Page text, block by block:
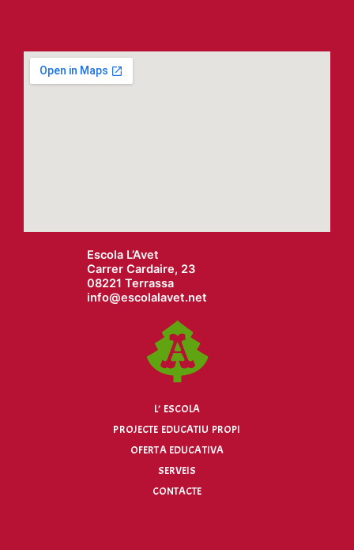
Escola L’Avet
Carrer Cardaire, 23
08221 Terrassa
info@escolalavet.net
L’ ESCOLA
PROJECTE EDUCATIU PROPI
OFERTA EDUCATIVA
SERVEIS
CONTACTE